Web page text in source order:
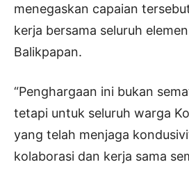
menegaskan capaian
kerja bersama seluruh
Balikpapan.
“Penghargaan ini bukan
tetapi untuk seluruh warga
yang telah menjaga
kolaborasi dan kerja sama